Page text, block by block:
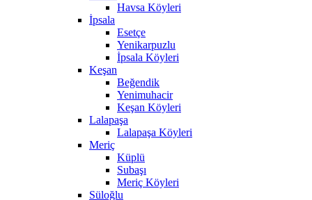
Havsa Köyleri
İpsala
Esetçe
Yenikarpuzlu
İpsala Köyleri
Keşan
Beğendik
Yenimuhacir
Keşan Köyleri
Lalapaşa
Lalapaşa Köyleri
Meriç
Küplü
Subaşı
Meriç Köyleri
Süloğlu